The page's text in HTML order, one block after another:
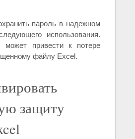
пароль в надежном
использования.
может привести к потере
файлу Excel.
защиту